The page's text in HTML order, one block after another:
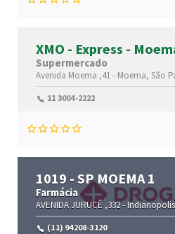
XMO - Express -
Supermercado
Avenida Moema ,41 - Moema, São
11 3004-2222
1019 - SP MOEMA 1
Farmácia
AVENIDA JURUCÊ ,332 -
(11) 94208-3120